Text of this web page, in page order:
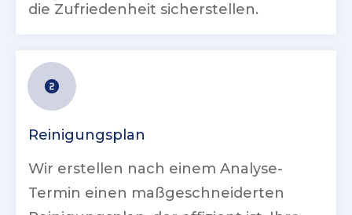
die Zufriedenheit sicherstellen.
Reinigungsplan
Wir erstellen nach einem Analyse-
Termin einen maßgeschneiderten